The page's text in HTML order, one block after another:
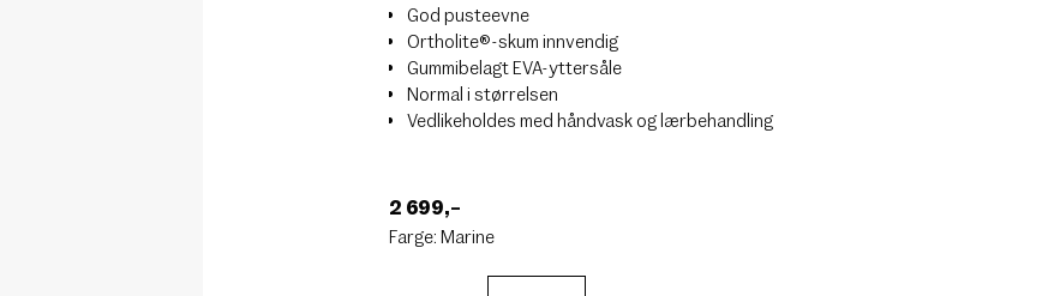
God pusteevne
Ortholite®-skum innvendig
Gummibelagt EVA-yttersåle
Normal i størrelsen
Vedlikeholdes med håndvask og lærbehandling
2 699,–
Farge: Marine